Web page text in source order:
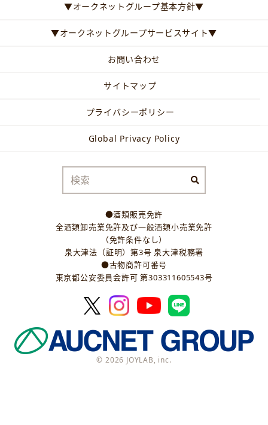
▼オークネットグループ基本方針▼
▼オークネットグループサービスサイト▼
お問い合わせ
サイトマップ
プライバシーポリシー
Global Privacy Policy
●酒類販売免許
全酒類卸売業免許及び一般酒類小売業免許
（免許条件なし）
泉大津法（証明）第3号 泉大津税務署
●古物商許可番号
東京都公安委員会許可 第303311605543号
© 2026 JOYLAB, inc.